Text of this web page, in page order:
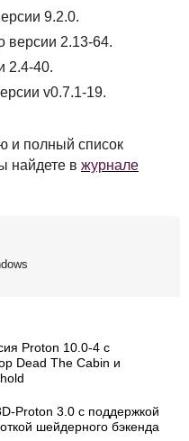
9.2.0.
версии 2.13-64.
2.4-40.
v0.7.1-19.
и полный список
найдете в журнале
Proton 10.0-4 с
Dead The Cabin и
Proton 3.0 с поддержкой
шейдерного бэкенда